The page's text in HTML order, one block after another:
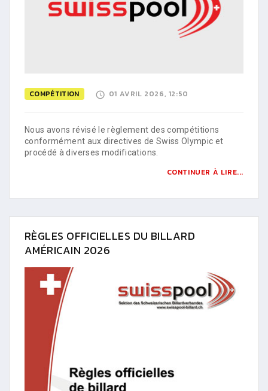
COMPÉTITION 01 AVRIL 2026, 12:50
Nous avons révisé le règlement des compétitions
conformément aux directives de Swiss Olympic et
procédé à diverses modifications.
CONTINUER À LIRE...
RÈGLES OFFICIELLES DU BILLARD
AMÉRICAIN 2026